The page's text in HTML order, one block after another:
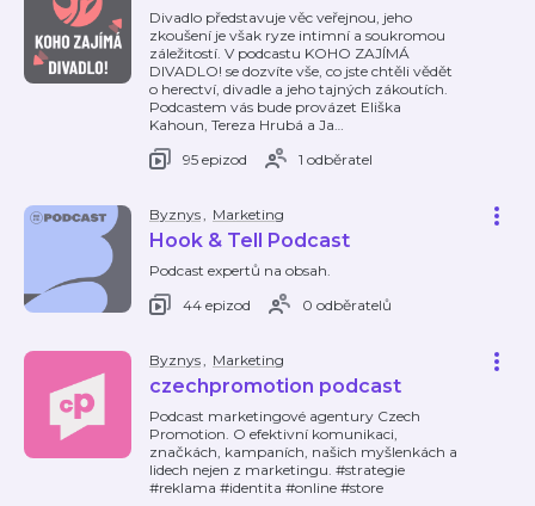
Divadlo představuje věc veřejnou, jeho
zkoušení je však ryze intimní a soukromou
záležitostí. V podcastu KOHO ZAJÍMÁ
DIVADLO! se dozvíte vše, co jste chtěli vědět
o herectví, divadle a jeho tajných zákoutích.
Podcastem vás bude provázet Eliška
Kahoun, Tereza Hrubá a Ja…
95 epizod
1 odběratel
Byznys, Marketing
Hook & Tell Podcast
Podcast expertů na obsah.
44 epizod
0 odběratelů
Byznys, Marketing
czechpromotion podcast
Podcast marketingové agentury Czech
Promotion. O efektivní komunikaci,
značkách, kampaních, našich myšlenkách a
lidech nejen z marketingu. #strategie
#reklama #identita #online #store